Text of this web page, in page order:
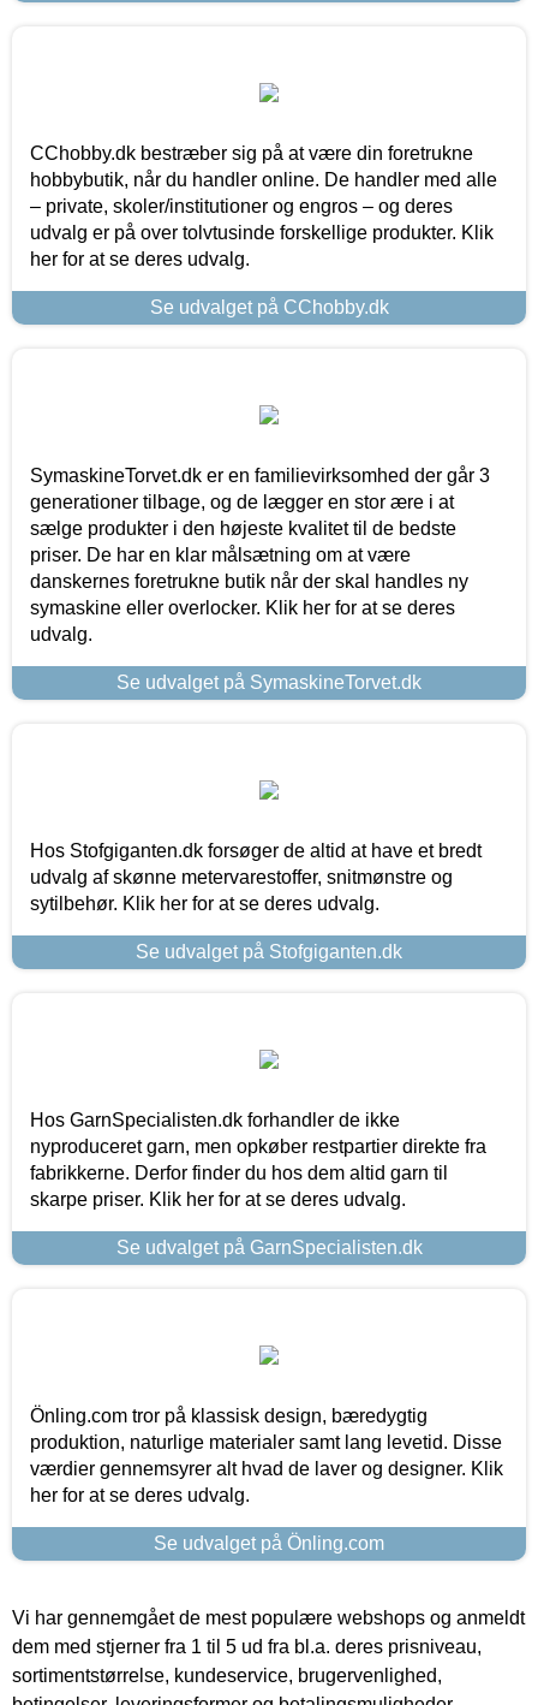
CChobby.dk bestræber sig på at være din foretrukne
hobbybutik, når du handler online. De handler med alle
– private, skoler/institutioner og engros – og deres
udvalg er på over tolvtusinde forskellige produkter. Klik
her for at se deres udvalg.
Se udvalget på CChobby.dk
SymaskineTorvet.dk er en familievirksomhed der går 3
generationer tilbage, og de lægger en stor ære i at
sælge produkter i den højeste kvalitet til de bedste
priser. De har en klar målsætning om at være
danskernes foretrukne butik når der skal handles ny
symaskine eller overlocker. Klik her for at se deres
udvalg.
Se udvalget på SymaskineTorvet.dk
Hos Stofgiganten.dk forsøger de altid at have et bredt
udvalg af skønne metervarestoffer, snitmønstre og
sytilbehør. Klik her for at se deres udvalg.
Se udvalget på Stofgiganten.dk
Hos GarnSpecialisten.dk forhandler de ikke
nyproduceret garn, men opkøber restpartier direkte fra
fabrikkerne. Derfor finder du hos dem altid garn til
skarpe priser. Klik her for at se deres udvalg.
Se udvalget på GarnSpecialisten.dk
Önling.com tror på klassisk design, bæredygtig
produktion, naturlige materialer samt lang levetid. Disse
værdier gennemsyrer alt hvad de laver og designer. Klik
her for at se deres udvalg.
Se udvalget på Önling.com
Vi har gennemgået de mest populære webshops og anmeldt
dem med stjerner fra 1 til 5 ud fra bl.a. deres prisniveau,
sortimentstørrelse, kundeservice, brugervenlighed,